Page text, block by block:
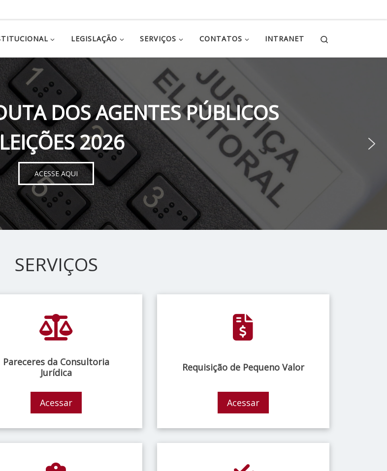
LEGISLAÇÃO SERVIÇOS CONTATOS INTRANET
DOS AGENTES PÚBLICOS
2026
ACESSE AQUI
SERVIÇOS
Pareceres da Consultoria
Jurídica
Acessar
Requisição de Pequeno Valor
Acessar